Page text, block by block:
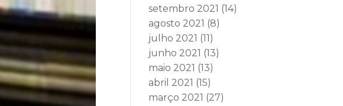
setembro 2021 (14)
agosto 2021 (8)
julho 2021 (11)
junho 2021 (13)
maio 2021 (13)
abril 2021 (15)
março 2021 (27)